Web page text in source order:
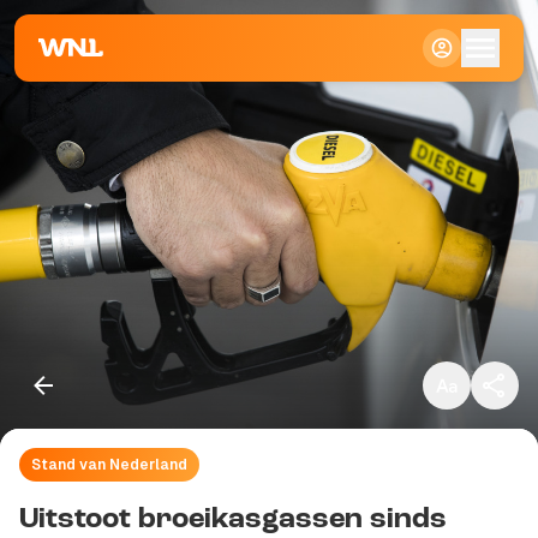
Klein
Standaard
Groot
Stand van Nederland
Uitstoot broeikasgassen sinds